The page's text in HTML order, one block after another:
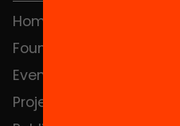
Home
Foundation
Events
Projects